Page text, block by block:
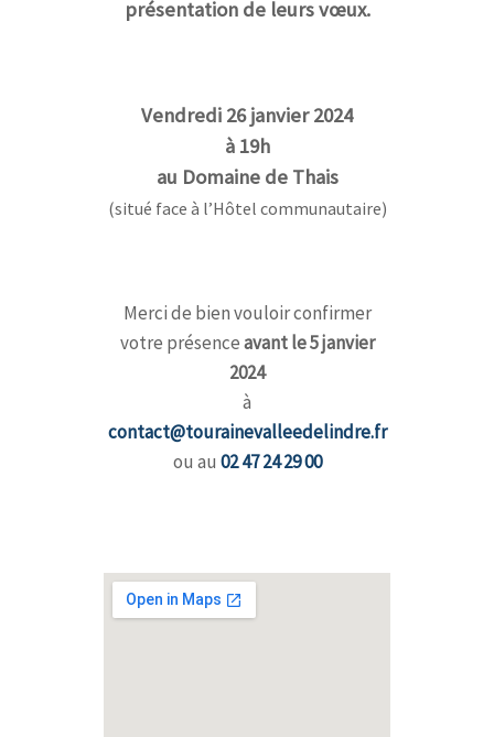
présentation de leurs vœux.
Vendredi 26 janvier 2024
à 19h
au Domaine de Thais
(situé face à l’Hôtel communautaire)
Merci de bien vouloir confirmer
votre présenceavant le 5 janvier
2024
à
contact@tourainevalleedelindre.fr
ou au 02 47 24 29 00